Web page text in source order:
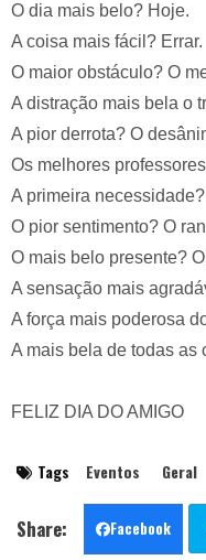
O dia mais belo? Hoje.
A coisa mais fácil? Errar.
O maior obstáculo? O
A distração mais bela o
A pior derrota? O
Os melhores
A primeira
O pior sentimento? O
O mais belo presente?
A sensação mais
A força mais poderosa
A mais bela de todas as
FELIZ DIA DO AMIGO
Tags Eventos Geral
Facebook